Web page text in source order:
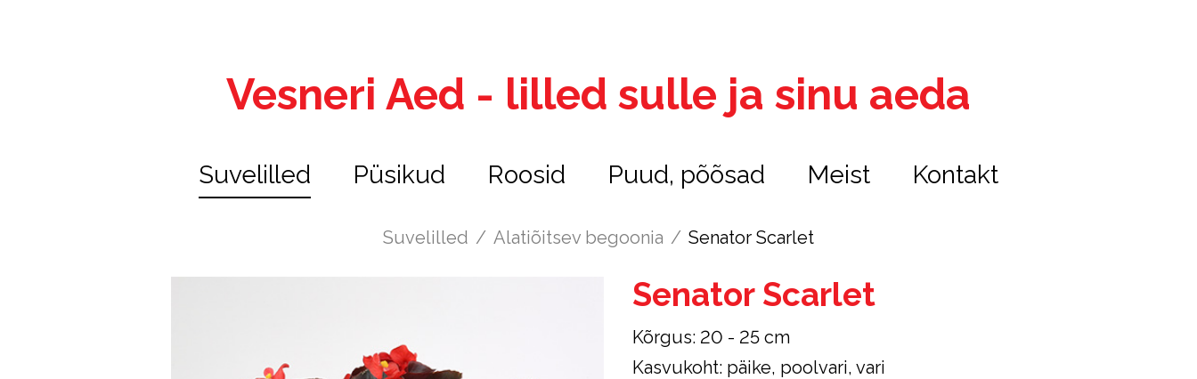
Vesneri Aed - lilled sulle ja sinu aeda
Suvelilled Püsikud Roosid Puud, põõsad Meist Kontakt
Suvelilled / Alatiõitsev begoonia / Senator Scarlet
Senator Scarlet
Kõrgus: 20 - 25 cm
Kasvukoht: päike, poolvari, vari